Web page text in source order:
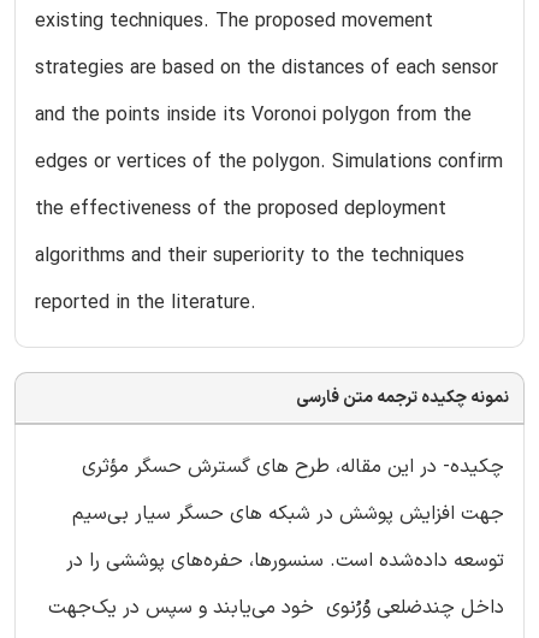
existing techniques. The proposed movement
strategies are based on the distances of each sensor
and the points inside its Voronoi polygon from the
edges or vertices of the polygon. Simulations confirm
the effectiveness of the proposed deployment
algorithms and their superiority to the techniques
reported in the literature.
نمونه چکیده ترجمه متن فارسی
چکیده- در این مقاله، طرح‌ های گسترش حسگر مؤثری
جهت افزایش پوشش در شبکه‌ های حسگر سیار بی‌سیم
توسعه داده‌شده است. سنسورها، حفره‌های پوششی را در
داخل چندضلعی وُرُنوی خود می‌یابند و سپس در یک‌جهت